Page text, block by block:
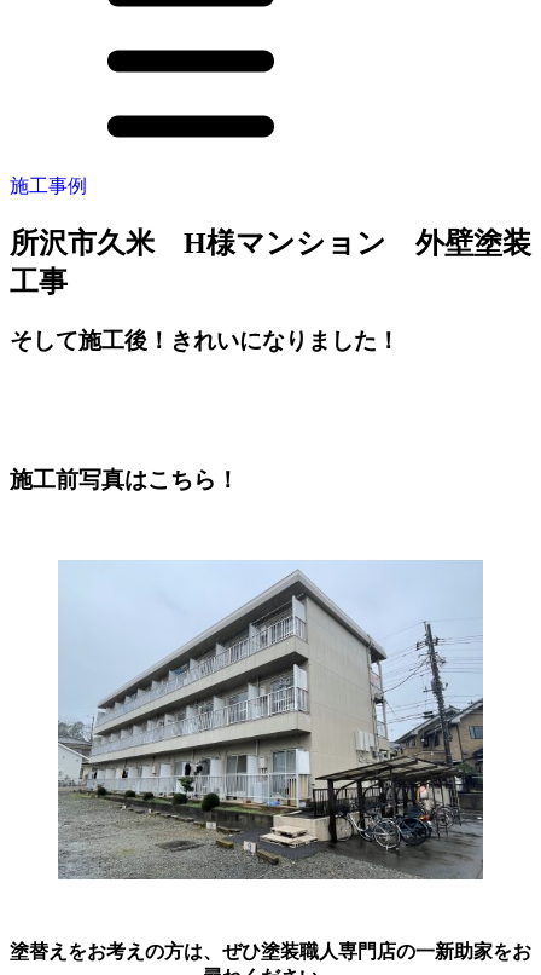
施工事例
所沢市久米 H様マンション 外壁塗装
工事
そして施工後！きれいになりました！
施工前写真はこちら！
塗替えをお考えの方は、ぜひ塗装職人専門店の一新助家をお